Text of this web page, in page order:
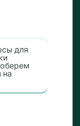
для
на